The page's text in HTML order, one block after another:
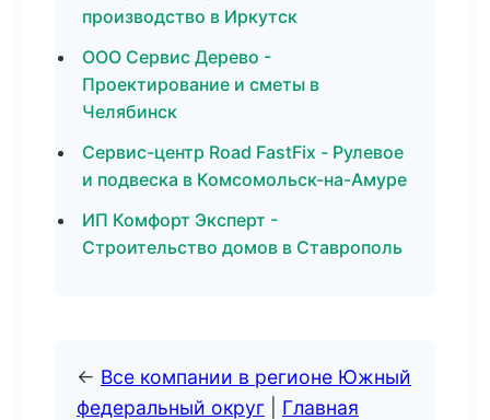
производство в Иркутск
ООО Сервис Дерево -
Проектирование и сметы в
Челябинск
Сервис-центр Road FastFix - Рулевое
и подвеска в Комсомольск-на-Амуре
ИП Комфорт Эксперт -
Строительство домов в Ставрополь
← Все компании в регионе Южный
федеральный округ
Главная